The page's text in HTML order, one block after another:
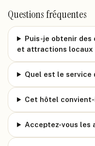
Questions fréquentes
Puis-je obtenir
et attractions locaux
Quel est le service
Cet hôtel
Acceptez-vous les